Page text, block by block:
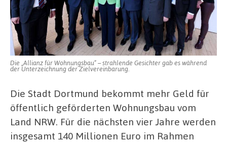
Jahre
Die „Allianz für Wohnungsbau“ – strahlende Gesichter gab es während
der Unterzeichnung der Zielvereinbarung.
Die Stadt Dortmund bekommt mehr Geld für
öffentlich geförderten Wohnungsbau vom
Land NRW. Für die nächsten vier Jahre werden
insgesamt 140 Millionen Euro im Rahmen